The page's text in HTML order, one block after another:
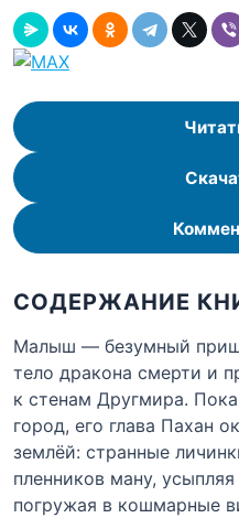
СОДЕРЖАНИЕ
Малыш — безумный
тело дракона смерти и
к стенам Другмира.
город, его глава Пахан
землёй: странные
пленников ману,
погружая в кошмарные